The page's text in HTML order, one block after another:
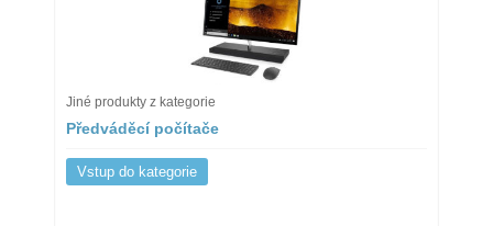
Jiné produkty z kategorie
Předváděcí počítače
Vstup do kategorie